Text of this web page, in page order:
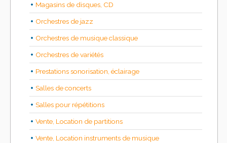
Magasins de disques, CD
Orchestres de jazz
Orchestres de musique classique
Orchestres de variétés
Prestations sonorisation, éclairage
Salles de concerts
Salles pour répétitions
Vente, Location de partitions
Vente, Location instruments de musique